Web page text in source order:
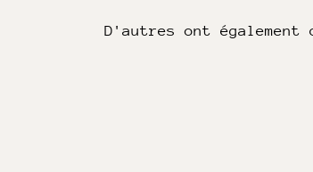
D'autres ont également